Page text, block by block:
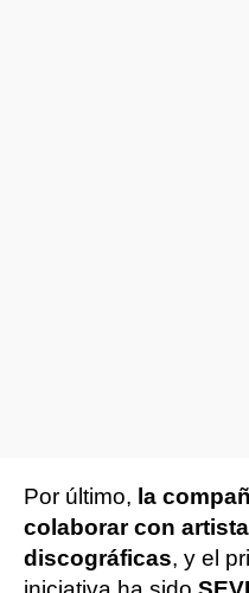
Por último, la
colaborar con
discográficas, y el